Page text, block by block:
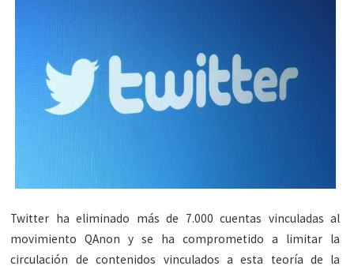
Twitter ha eliminado más de 7.000 cuentas vinculadas al
movimiento QAnon y se ha comprometido a limitar la
circulación de contenidos vinculados a esta teoría de la